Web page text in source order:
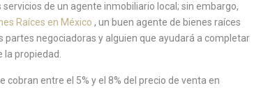
de un agente inmobiliario local; sin embargo,
Raíces en México , un buen agente de bienes raíces
negociadoras y alguien que ayudará a completar
propiedad.
cobran entre el 5% y el 8% del precio de venta en